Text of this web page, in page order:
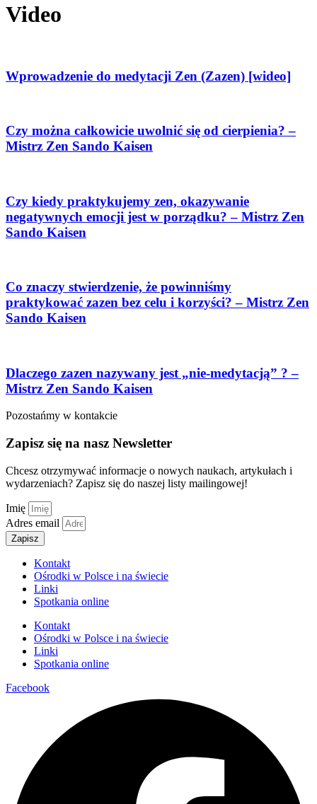
Video
Wprowadzenie do medytacji Zen (Zazen) [wideo]
Czy można całkowicie uwolnić się od cierpienia? –
Mistrz Zen Sando Kaisen
Czy kiedy praktykujemy zen, okazywanie
negatywnych emocji jest w porządku? – Mistrz Zen
Sando Kaisen
Co znaczy stwierdzenie, że powinniśmy
praktykować zazen bez celu i korzyści? – Mistrz Zen
Sando Kaisen
Dlaczego zazen nazywany jest „nie-medytacją” ? –
Mistrz Zen Sando Kaisen
Pozostańmy w kontakcie
Zapisz się na nasz Newsletter
Chcesz otrzymywać informacje o nowych naukach, artykułach i
wydarzeniach? Zapisz się do naszej listy mailingowej!
Imię
Adres email
Zapisz
Kontakt
Ośrodki w Polsce i na świecie
Linki
Spotkania online
Kontakt
Ośrodki w Polsce i na świecie
Linki
Spotkania online
Facebook